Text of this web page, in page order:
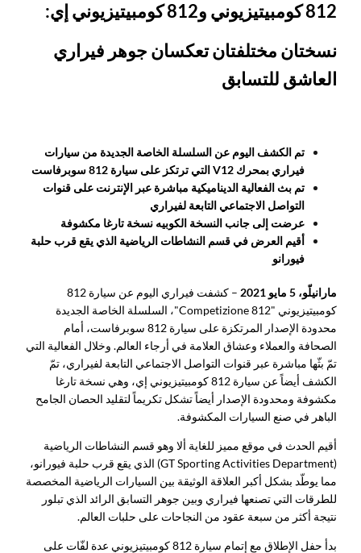
812 كومبيتيزيوني و812 كومبيتيزيوني إي:
نسختان مختلفتان تعكسان جوهر فيراري
العاشق للتسابق
تم الكشف اليوم عن السلسلة الخاصة الجديدة من سيارات
فيراري بمحرك V12التي ترتكز على سيارة 812 سوبرفاست
تم بث الفعالية الديناميكية مباشرة عبر الإنترنت على قنوات
التواصل الاجتماعي التابعة لفيراري
عرضت إلى جانب النسخة الكوبيه نسخة تارغا مكشوفة
أقيم العرض في قسم النشاطات الرياضية الذي يقع قرب حلبة
فيورانو
مارانيلّو، 5 مايو 2021
– كشفت فيراري اليوم عن سيارة 812
كومبيتيزيوني "812 Competizione"، السلسلة الخاصة الجديدة
محدودة الإصدار المرتكزة على سيارة 812 سوبرفاست، أمام
الصحافة والعملاء وعشاق العلامة في أرجاء العالم. وخلال الفعالية التي
تمّ بثّها مباشرة عبر قنوات التواصل الاجتماعي التابعة لفيراري، تمّ
الكشف أيضاً عن سيارة 812 كومبيتيزيوني إي، وهي نسخة تارغا
مكشوفة ومحدودة الإصدار أيضاً تشكل تكريماً لتقليد الحصان الجامح
الباهر في صنع السيارات المكشوفة.
أقيم الحدث في موقع مميز للغاية ألا وهو قسم النشاطات الرياضية
(GT Sporting Activities Department) الذي يقع قرب حلبة فيورانو،
مما يوطّد بشكل أكبر العلاقة الوثيقة بين السيارات الرياضية المخصصة
للطرقات التي تصنعها فيراري وبين جوهر التسابق الرائد الذي تبلور
نتيجة أكثر من سبعة عقود من النجاحات على حلبات العالم.
بدأ حفل الإطلاق مع إتمام سيارة 812 كومبيتيزيوني عدة لفّات على